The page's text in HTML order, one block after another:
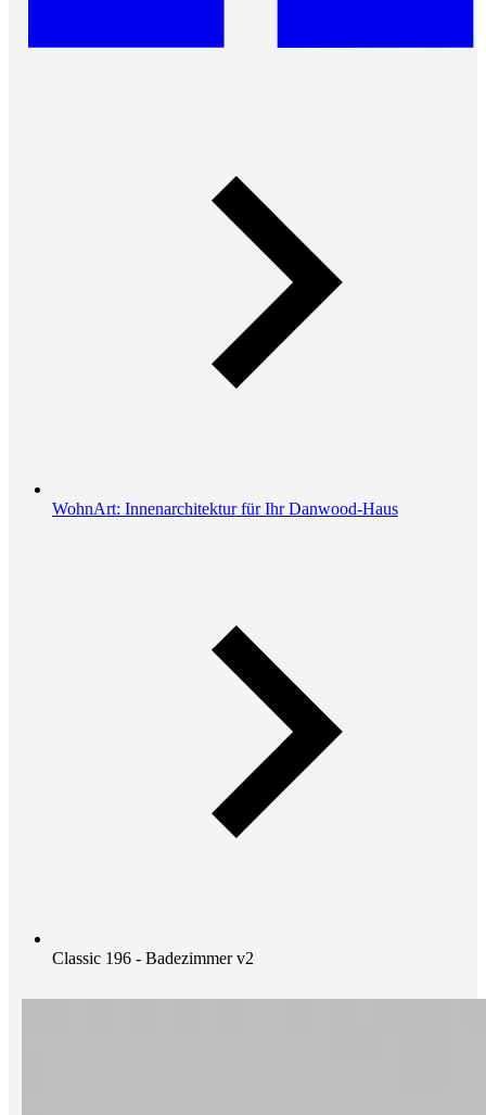
WohnArt: Innenarchitektur für Ihr Danwood-Haus
Classic 196 - Badezimmer v2